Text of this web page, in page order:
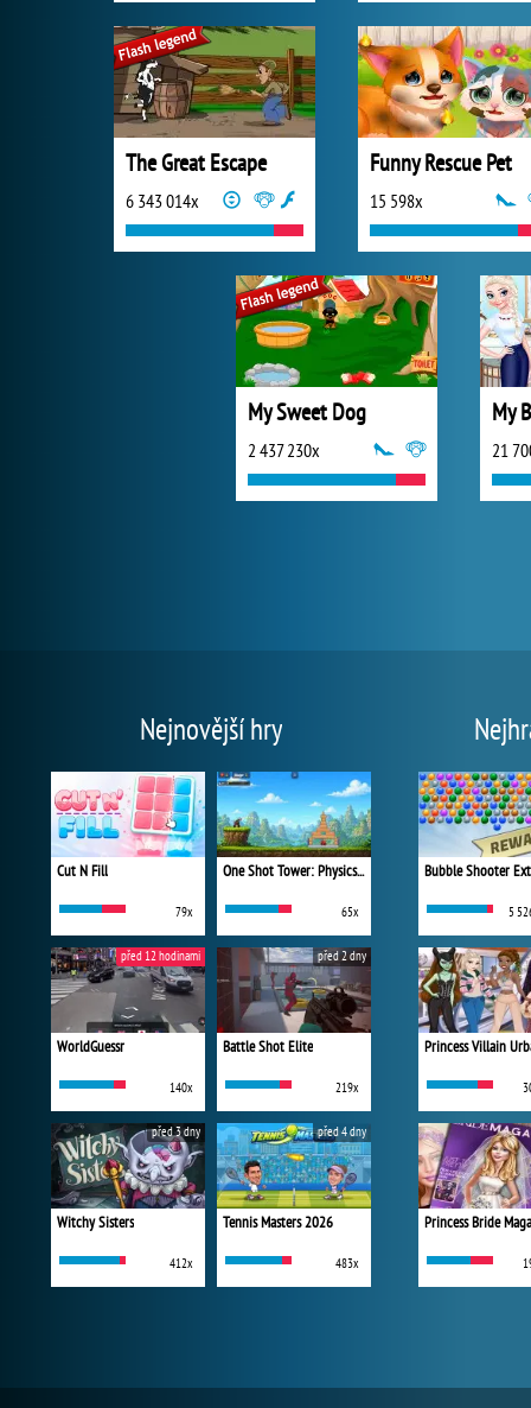
The Great Escape
6 343 014x
Funny Rescue Pet
15 598x
My Sweet Dog
2 437 230x 21
Nejnovější hry
Cut N Fill
79x
One Shot Tower: Physics Destroyer
65x
WorldGuessr
140x
před 12 hodinami
Battle Shot Elite
219x
před 2 dny
Witchy Sisters
412x
před 3 dny
Tennis Masters 2026
483x
před 4 dny
Bubble Shooter
5
Princess Bride